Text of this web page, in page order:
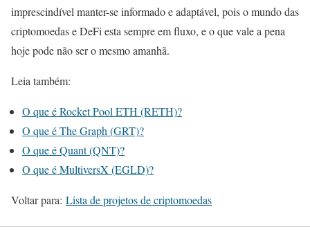
imprescindível manter-se informado e adaptável, pois o mundo das
criptomoedas e DeFi esta sempre em fluxo, e o que vale a pena
hoje pode não ser o mesmo amanhã.
Leia também:
O que é Rocket Pool ETH (RETH)?
O que é The Graph (GRT)?
O que é Quant (QNT)?
O que é MultiversX (EGLD)?
Voltar para: Lista de projetos de criptomoedas